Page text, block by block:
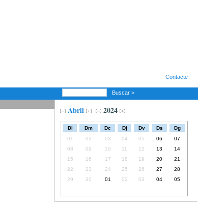
Contacte
Buscar >
Abril 2024
Dl Dm Dc Dj Dv Ds
Dg
01
02 03 04 05 06
07
08
09 10 11 12 13
14
15
16 17 18 19 20
21
22
23 24 25 26 27
28
29
30 01 02 03 04 05